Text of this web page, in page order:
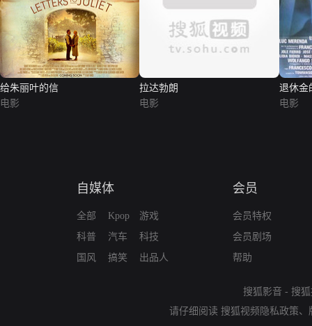
给朱丽叶的信
电影
拉达勃朗
电影
退休金
电影
自媒体
全部
科普
国风
Kpop
汽车
搞笑
游戏
科技
出品人
会员
会员特权
会员剧场
帮助
搜狐影音 - 搜
请仔细阅读 搜狐视频隐私政策、